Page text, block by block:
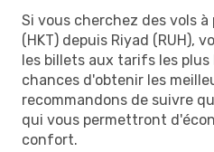
Si vous cherchez des vols
(HKT) depuis Riyad (RUH),
les billets aux tarifs les plus
chances d'obtenir les
recommandons de suivre
qui vous permettront
confort.